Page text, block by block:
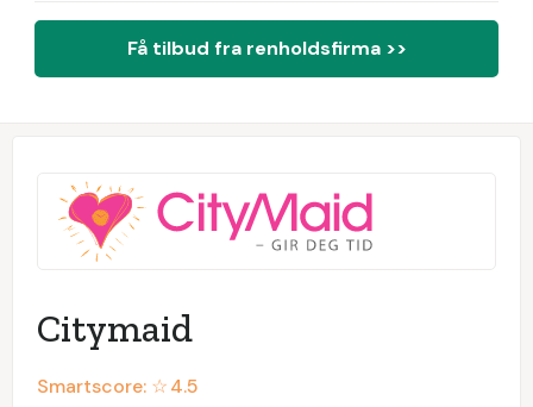
Få tilbud fra renholdsfirma >>
Citymaid
Smartscore: ☆4.5